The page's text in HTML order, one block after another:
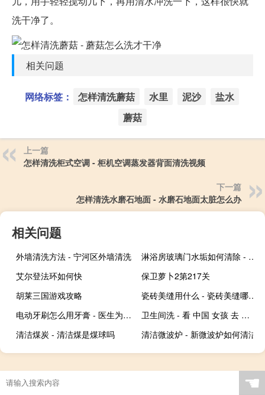
洗干净了。
相关问题
网络标签： 怎样清洗蘑菇 水里 泥沙
盐水
蘑菇
上一篇
怎样清洗柜式空调 - 柜机空调蒸发器背面清洗视频
下一篇
怎样清洗水磨石地面 - 水磨石地面太脏怎么办
相关问题
外墙清洗方法 - 宁河区外墙清洗
淋浴房玻璃门水垢如何清除 - 浴室玻璃陈年水垢怎样清理
艾尔登法环如何快
保卫萝卜2第217关
胡莱三国游戏攻略
瓷砖美缝用什么 - 瓷砖美缝哪种材料好
电动牙刷怎么用牙膏 - 医生为什么建议不用电动牙刷
卫生间洗 - 看 中国 女孩 去 要 卫生间
清洁煤炭 - 清洁煤是煤球吗
清洁微波炉 - 新微波炉如何清洁
☚